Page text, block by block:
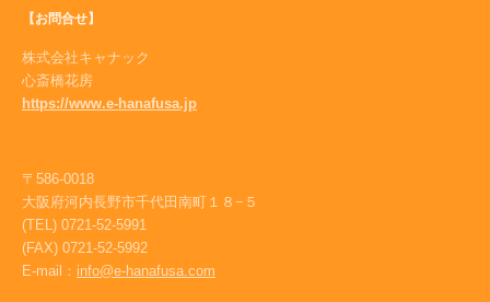
【お問合せ】
株式会社キャナック
心斎橋花房
https://www.e-hanafusa.jp
〒586-0018
大阪府河内長野市千代田南町１８−５
(TEL) 0721-52-5991
(FAX) 0721-52-5992
E-mail： info@e-hanafusa.com